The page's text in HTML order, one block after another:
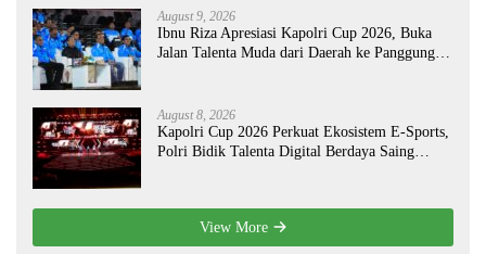
August 9, 2026
Ibnu Riza Apresiasi Kapolri Cup 2026, Buka
Jalan Talenta Muda dari Daerah ke Panggung
August 8, 2026
Kapolri Cup 2026 Perkuat Ekosistem E-Sports,
Polri Bidik Talenta Digital Berdaya Saing
View More